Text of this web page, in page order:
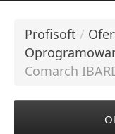
Profisoft /
Comarch